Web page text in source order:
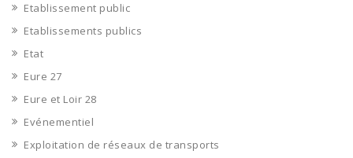
Etablissement public
Etablissements publics
Etat
Eure 27
Eure et Loir 28
Evénementiel
Exploitation de réseaux de transports